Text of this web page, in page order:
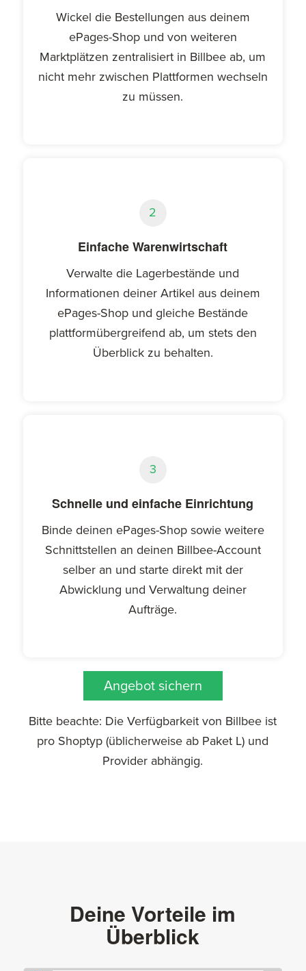
Wickel die Bestellungen aus deinem
ePages-Shop und von weiteren
Marktplätzen zentralisiert in Billbee ab, um
nicht mehr zwischen Plattformen wechseln
zu müssen.
2
Einfache Warenwirtschaft
Verwalte die Lagerbestände und
Informationen deiner Artikel aus deinem
ePages-Shop und gleiche Bestände
plattformübergreifend ab, um stets den
Überblick zu behalten.
3
Schnelle und einfache Einrichtung
Binde deinen ePages-Shop sowie weitere
Schnittstellen an deinen Billbee-Account
selber an und starte direkt mit der
Abwicklung und Verwaltung deiner
Aufträge.
Angebot sichern
Bitte beachte: Die Verfügbarkeit von Billbee ist
pro Shoptyp (üblicherweise ab Paket L) und
Provider abhängig.
Deine Vorteile im
Überblick